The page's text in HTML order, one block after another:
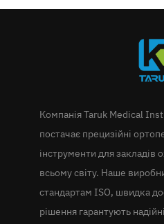
Компанія Taruk Medical
постачає прецизійні
інструменти для закладів
всьому світу. Наше
стандартам ISO, швидка
рішення гарантують